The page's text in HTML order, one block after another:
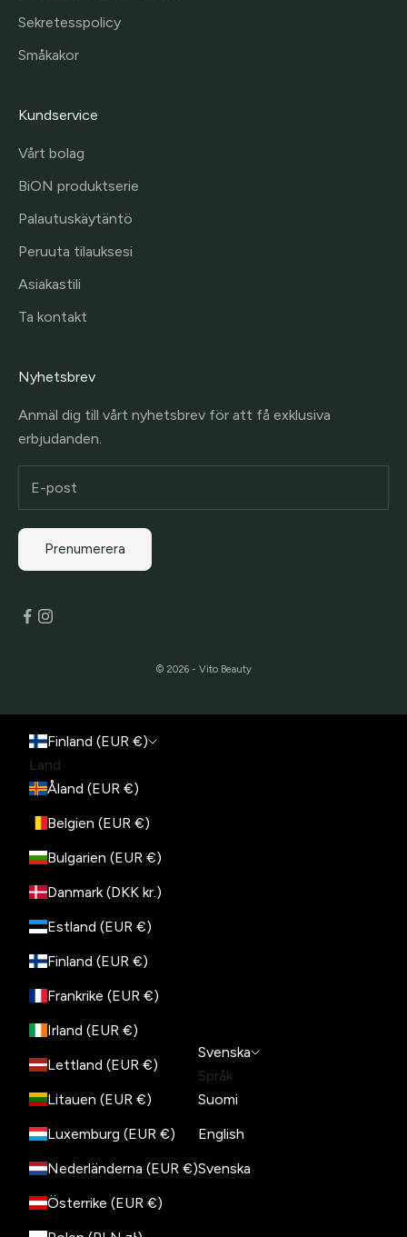
Sekretesspolicy
Småkakor
Kundservice
Vårt bolag
BiON produktserie
Palautuskäytäntö
Peruuta tilauksesi
Asiakastili
Ta kontakt
Nyhetsbrev
Anmäl dig till vårt nyhetsbrev för att få exklusiva
erbjudanden.
Prenumerera
© 2026 - Vito Beauty
Finland (EUR €)
Land
Åland (EUR €)
Belgien (EUR €)
Bulgarien (EUR €)
Danmark (DKK kr.)
Estland (EUR €)
Finland (EUR €)
Frankrike (EUR €)
Irland (EUR €)
Lettland (EUR €)
Litauen (EUR €)
Luxemburg (EUR €)
Nederländerna (EUR €)
Österrike (EUR €)
Svenska
Språk
Suomi
English
Svenska